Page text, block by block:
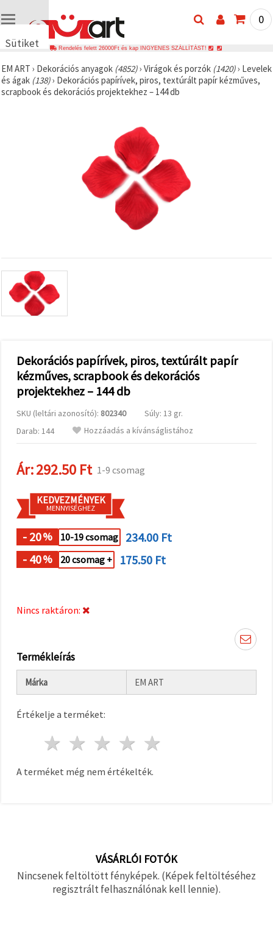
Sütiket
🍪 Cookie-
kat és
hasonló
a
valamint
relevánsabb
tartalmat
hirdetéseket
analitikai és
marketingpartnereink
segítségével
Az "Összes
elfogadása"
gombra
kattintva
Beállításokban
preferenciáit
az adott
típusú sütik
kiválasztásával
"Mentés"
gombra
kattintva.
el
0
Rendelés felett 26000Ft és kap INGYENES SZÁLLÍTÁST!
EM ART › Dekorációs anyagok (4852)› Virágok és porzók (1420)› Levelek
és ágak (138)› Dekorációs papírívek, piros, textúrált papír kézműves,
scrapbook és dekorációs projektekhez – 144 db
Dekorációs papírívek, piros, textúrált papír
kézműves, scrapbook és dekorációs
projektekhez – 144 db
SKU (leltári azonosító): 802340
Súly: 13 gr.
Darab: 144
Hozzáadás a kívánságlistához
Ár:292.50 Ft 1-9 csomag
KEDVEZMÉNYEK
MENNYISÉGHEZ
- 20% 10-19 csomag
234.00 Ft
- 40% 20 csomag + 175.50 Ft
Nincs raktáron:
Termékleírás
Márka EM ART
Értékelje a terméket:
4 csillagok
3 csillagok
2 csillagok
1 csillag
A terméket még nem értékelték.
VÁSÁRLÓI FOTÓK
Nincsenek feltöltött fényképek. (Képek feltöltéséhez
regisztrált felhasználónak kell lennie).